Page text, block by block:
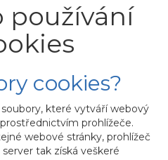
používání
cookies?
které vytváří webový
prohlížeče.
webové stránky, prohlížeč
tak získá veškeré